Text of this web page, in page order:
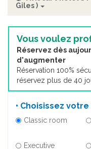
Giles )
Vous voulez
Réservez dès
d'augmenter
Réservation 100%
réservez plus de 40
• Choisissez
Classic room
Executive